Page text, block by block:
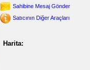
Sahibine Mesaj Gönder
Satıcının Diğer Araçları
Harita: